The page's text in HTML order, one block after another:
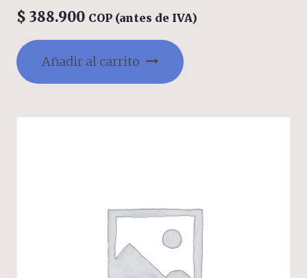
$ 388.900 COP (antes de IVA)
Añadir al carrito